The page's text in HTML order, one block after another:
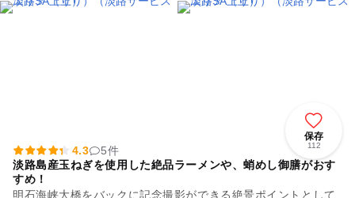
保存
112
4.3
5件
淡路島産玉ねぎを使用した絶品ラーメンや、蛸めし御膳がおす
すめ！
明石海峡大橋をバックに記念撮影ができる絶景ポイントとして